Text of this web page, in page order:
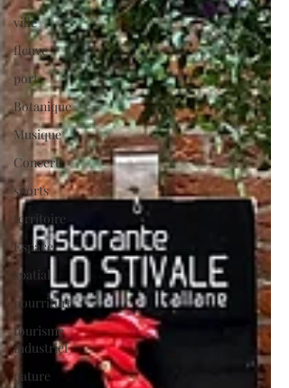
ville
fleuve
port
Botanique
Musique
Concert
sports
territoire
Espace
spatial
nourriture
tourisme
industriel
nature